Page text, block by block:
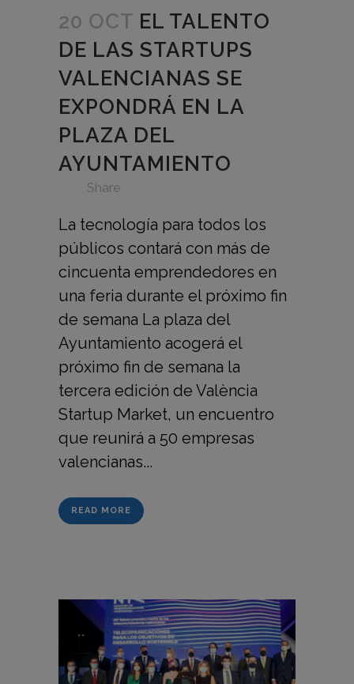
20 OCT EL TALENTO
DE LAS STARTUPS
VALENCIANAS SE
EXPONDRÁ EN LA
PLAZA DEL
AYUNTAMIENTO
Share
La tecnología para todos los
públicos contará con más de
cincuenta emprendedores en
una feria durante el próximo fin
de semana La plaza del
Ayuntamiento acogerá el
próximo fin de semana la
tercera edición de València
Startup Market, un encuentro
que reunirá a 50 empresas
valencianas...
READ MORE